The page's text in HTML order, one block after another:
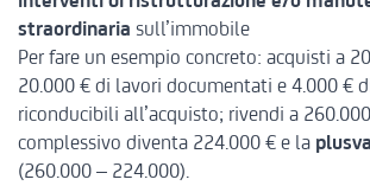
straordinaria sull’immobile
Per fare un esempio concreto: acquisti a
20.000 € di lavori documentati e 4.000 €
riconducibili all’acquisto; rivendi a
complessivo diventa 224.000 € e la
(260.000 – 224.000).